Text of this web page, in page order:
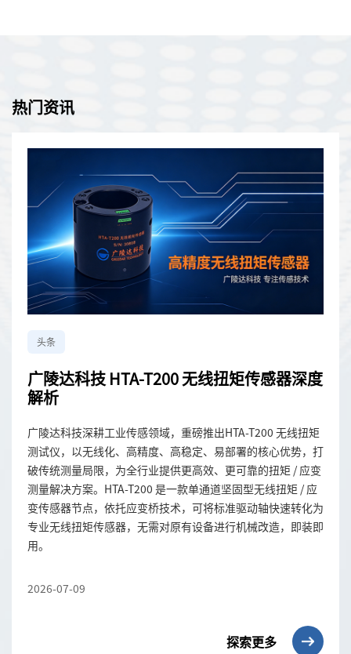
热门资讯
头条
广陵达科技 HTA-T200 无线扭矩传感器深度
解析
广陵达科技深耕工业传感领域，重磅推出HTA-T200 无线扭矩
测试仪，以无线化、高精度、高稳定、易部署的核心优势，打
破传统测量局限，为全行业提供更高效、更可靠的扭矩 / 应变
测量解决方案。HTA-T200 是一款单通道坚固型无线扭矩 / 应
变传感器节点，依托应变桥技术，可将标准驱动轴快速转化为
专业无线扭矩传感器，无需对原有设备进行机械改造，即装即
用。
2026-07-09
探索更多